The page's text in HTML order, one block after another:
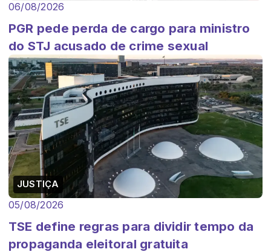
06/08/2026
PGR pede perda de cargo para ministro
do STJ acusado de crime sexual
JUSTIÇA
05/08/2026
TSE define regras para dividir tempo da
propaganda eleitoral gratuita